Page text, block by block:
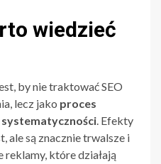
wiedzieć
by nie traktować SEO
lecz jako proces
. Efekty
ale są znacznie trwalsze i
reklamy, które działają